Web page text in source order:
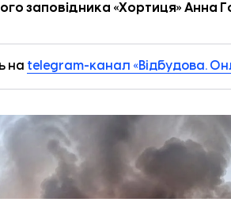
заповідника «Хортиця» Анна
на telegram-канал «Відбудова.